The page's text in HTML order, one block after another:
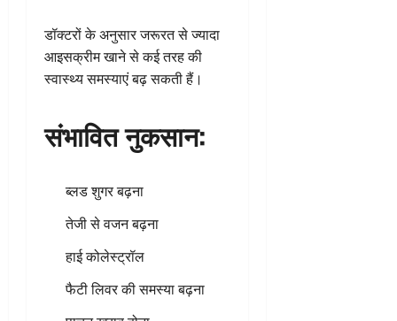
डॉक्टरों के अनुसार जरूरत से ज्यादा
आइसक्रीम खाने से कई तरह की
स्वास्थ्य समस्याएं बढ़ सकती हैं।
संभावित नुकसान:
ब्लड शुगर बढ़ना
तेजी से वजन बढ़ना
हाई कोलेस्ट्रॉल
फैटी लिवर की समस्या बढ़ना